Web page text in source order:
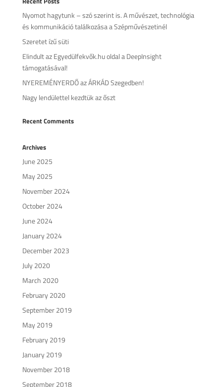
Nyomot hagytunk – szó szerint is. A művészet, technológia
és kommunikáció találkozása a Szépművészetinél
Szeretet ízű süti
Elindult az Egyedülfekvők.hu oldal a DeepInsight
támogatásával!
NYEREMÉNYERDŐ az ÁRKÁD Szegedben!
Nagy lendülettel kezdtük az őszt
Recent Comments
Archives
June 2025
May 2025
November 2024
October 2024
June 2024
January 2024
December 2023
July 2020
March 2020
February 2020
September 2019
May 2019
February 2019
January 2019
November 2018
September 2018